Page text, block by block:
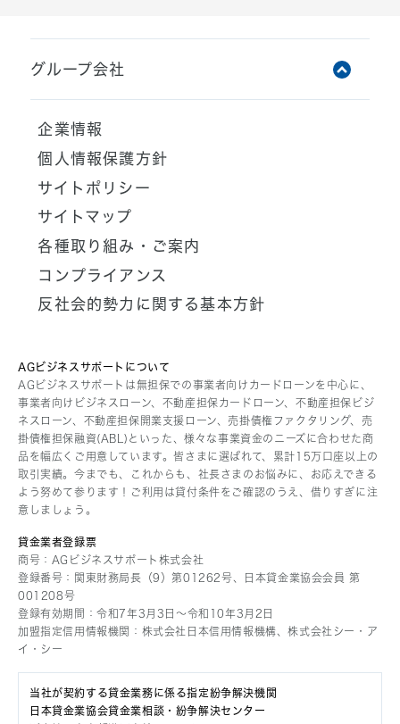
グループ会社
ライフカード株式会社
AGペイメントサービス株式会社
AGビジネスサポート株式会社
AGメディカル株式会社
AGクラウドファンディング株式会社
AGレンディング株式会社
AGキャピタル株式会社
AGパートナーズ株式会社
AG住まいるリースバック株式会社
あんしん保証株式会社
株式会社FPC
セブンシーズ株式会社
株式会社Liblock
株式会社セイロップ
ビットキャッシュ株式会社
AIRA & AIFUL Public Company Limited
PT REKSA FINANCE
株式会社テンプレイト
企業情報
個人情報保護方針
サイトポリシー
サイトマップ
各種取り組み・ご案内
コンプライアンス
反社会的勢力に関する基本方針
AGビジネスサポートについて
AGビジネスサポートは無担保での事業者向けカードローンを中心に、
事業者向けビジネスローン、不動産担保カードローン、不動産担保ビジ
ネスローン、不動産担保開業支援ローン、売掛債権ファクタリング、売
掛債権担保融資(ABL)といった、様々な事業資金のニーズに合わせた商
品を幅広くご用意しています。皆さまに選ばれて、累計15万口座以上の
取引実績。今までも、これからも、社長さまのお悩みに、お応えできる
よう努めて参ります！ご利用は貸付条件をご確認のうえ、借りすぎに注
意しましょう。
貸金業者登録票
商号：AGビジネスサポート株式会社
登録番号：関東財務局長（9）第01262号、日本貸金業協会会員 第
001208号
登録有効期間：令和7年3月3日〜令和10年3月2日
加盟指定信用情報機関：株式会社日本信用情報機構、株式会社シー・ア
イ・シー
当社が契約する貸金業務に係る指定紛争解決機関
日本貸金業協会貸金業相談・紛争解決センター